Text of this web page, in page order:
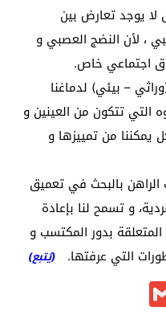
يوجد تعارض بين
، لأن النضج العصبي و
اجتماعي خاص.
– بيئي) لدماغنا
التي تتكون من العينين و
يمكننا من تمييزها و
الراهن بالبحث في تعميق
و تسمح لنا بإعادة
بدور المكتسب و
التي عرفتها.(يُتبع)